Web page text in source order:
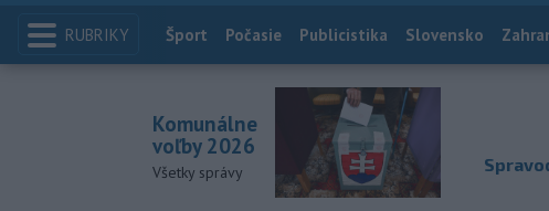
RUBRIKY Index
Šport Počasie Publicistika Slovensko
Komunálne
voľby 2026
Všetky správy